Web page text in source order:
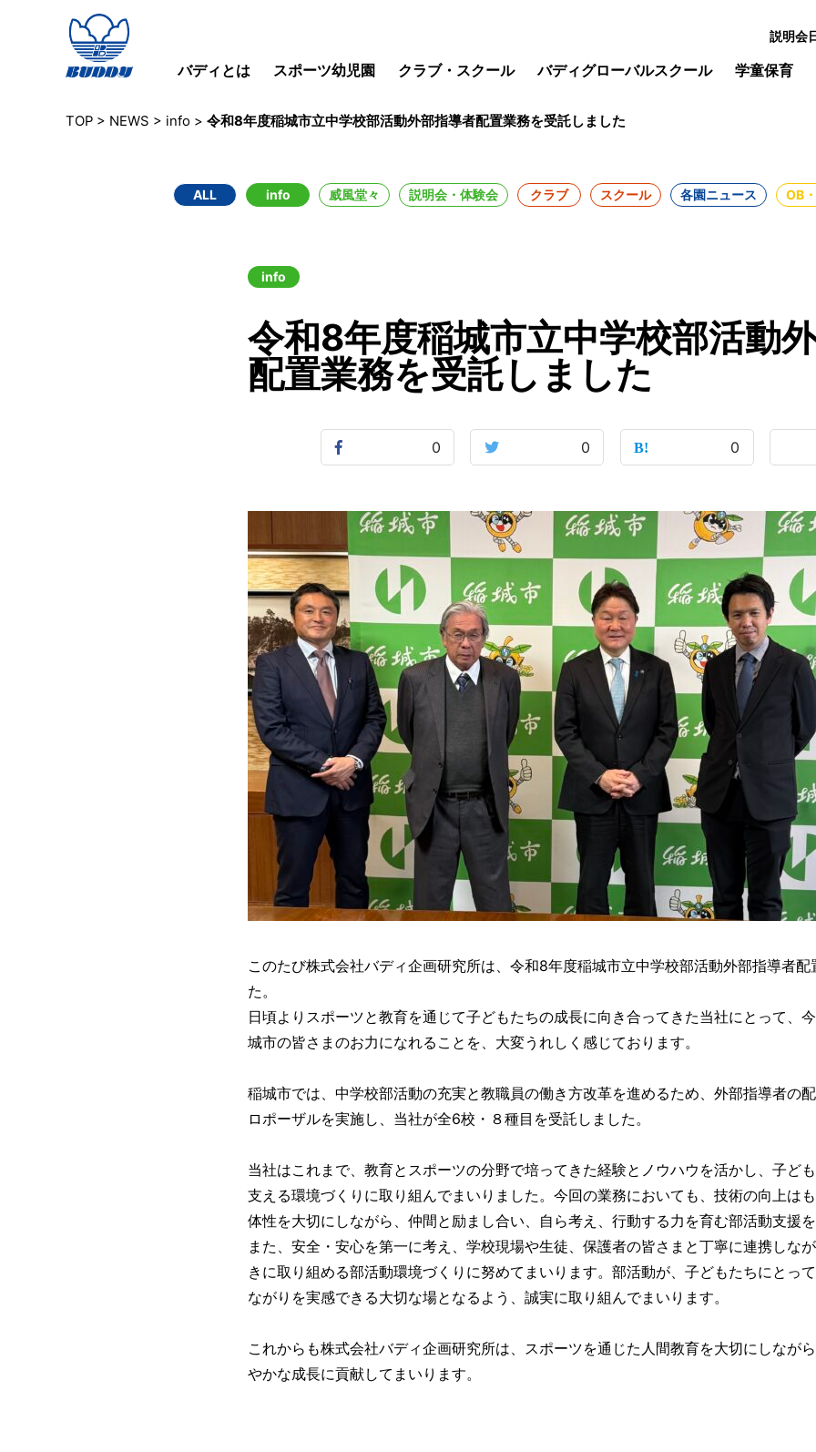
説明会
バディとは スポーツ幼児園 クラブ・スクール バディグローバルスクール 学童保育
TOP > NEWS > info > 令和8年度稲城市立中学校部活動外部指導者配置業務を受託しました
ALL info 威風堂々 説明会・体験会 クラブ スクール 各園ニュース OB
info
令和8年度稲城市立中学校部活動
配置業務を受託しました
0 0 0
このたび株式会社バディ企画研究所は、令和8年度稲城市立中学校部活動外部指導者
た。
日頃よりスポーツと教育を通じて子どもたちの成長に向き合ってきた当社にとって、
城市の皆さまのお力になれることを、大変うれしく感じております。
稲城市では、中学校部活動の充実と教職員の働き方改革を進めるため、外部指導者の
ロポーザルを実施し、当社が全6校・８種目を受託しました。
当社はこれまで、教育とスポーツの分野で培ってきた経験とノウハウを活かし、子ど
支える環境づくりに取り組んでまいりました。今回の業務においても、技術の向上は
体性を大切にしながら、仲間と励まし合い、自ら考え、行動する力を育む部活動支援
また、安全・安心を第一に考え、学校現場や生徒、保護者の皆さまと丁寧に連携しな
きに取り組める部活動環境づくりに努めてまいります。部活動が、子どもたちにとっ
ながりを実感できる大切な場となるよう、誠実に取り組んでまいります。
これからも株式会社バディ企画研究所は、スポーツを通じた人間教育を大切にしなが
やかな成長に貢献してまいります。